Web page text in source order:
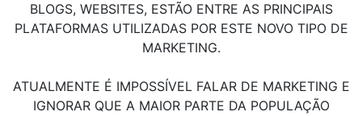
BLOGS, WEBSITES, ESTÃO ENTRE AS PRINCIPAIS
PLATAFORMAS UTILIZADAS POR ESTE NOVO TIPO DE
MARKETING.
ATUALMENTE É IMPOSSÍVEL FALAR DE MARKETING E
IGNORAR QUE A MAIOR PARTE DA POPULAÇÃO